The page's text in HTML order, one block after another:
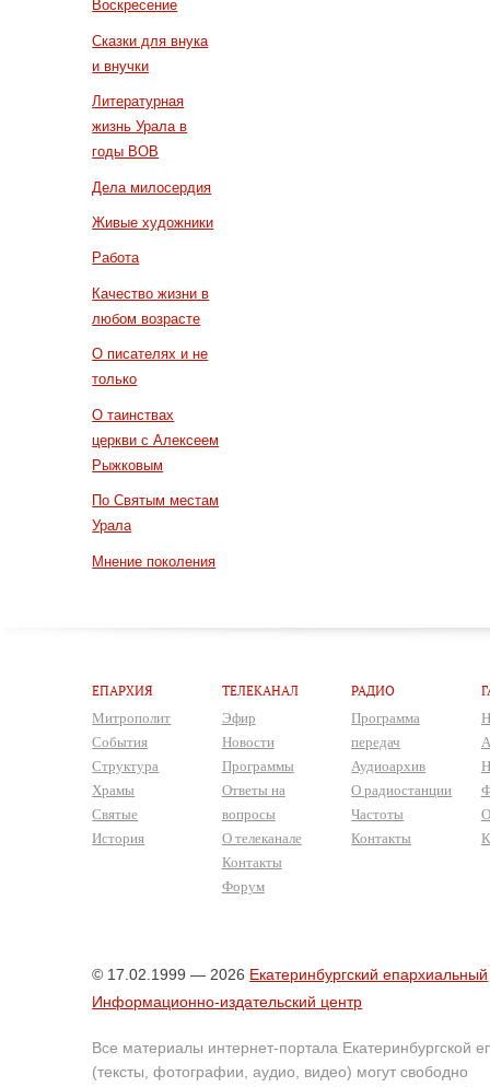
Воскресение
Сказки для внука
и внучки
Литературная
жизнь Урала в
годы ВОВ
Дела милосердия
Живые художники
Работа
Качество жизни в
любом возрасте
О писателях и не
только
О таинствах
церкви с Алексеем
Рыжковым
По Святым местам
Урала
Мнение поколения
ЕПАРХИЯ
Митрополит
События
Структура
Храмы
Святые
История
ТЕЛЕКАНАЛ
Эфир
Новости
Программы
Ответы на
вопросы
О телеканале
Контакты
Форум
РАДИО
Программа
передач
Аудиоархив
О радиостанции
Частоты
Контакты
© 17.02.1999 — 2026 Екатеринбургский епархиальный
Информационно-издательский центр
Все материалы интернет-портала Екатеринбургской
(тексты, фотографии, аудио, видео) могут свободно